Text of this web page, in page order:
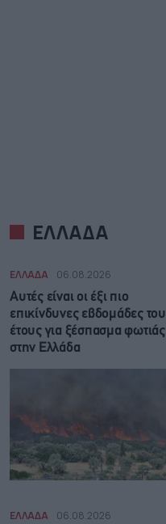
ΕΛΛΑΔΑ
ΕΛΛΑΔΑ 06.08.2026
Αυτές είναι οι έξι πιο
επικίνδυνες εβδομάδες του
έτους για ξέσπασμα φωτιάς
στην Ελλάδα
ΕΛΛΑΔΑ 06.08.2026